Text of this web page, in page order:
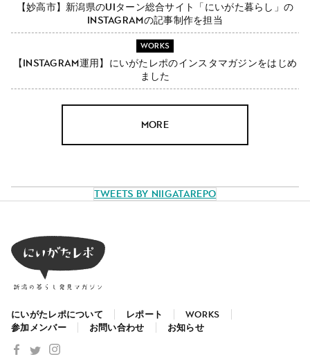
【妙高市】新潟県のUIターン総合サイト「にいがた暮らし」の
Instagramの記事制作を担当
WORKS
【Instagram運用】にいがたレポのインスタマガジンをはじめ
ました
MORE
Tweets by NiigataRepo
にいがたレポについて レポート
WORKS
参加メンバー
お問い合わせ お知らせ